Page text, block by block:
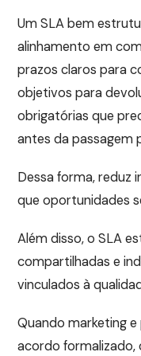
Um SLA bem
alinhamento em
prazos claros para
objetivos para
obrigatórias que
antes da passagem
Dessa forma, reduz
que oportunidades
Além disso, o SLA
compartilhadas e
vinculados à
Quando marketing
acordo formalizado,